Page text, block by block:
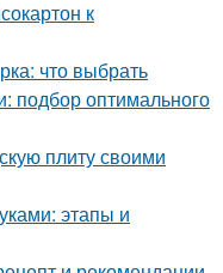
к
что выбрать
подбор оптимального
плиту своими
этапы и